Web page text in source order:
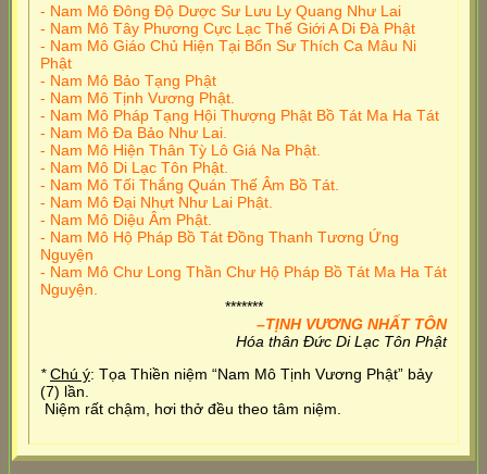
- Nam Mô Đông Độ Dược Sư Lưu Ly Quang Như Lai
- Nam Mô Tây Phương Cực Lạc Thế Giới A Di Đà Phật
- Nam Mô Giáo Chủ Hiện Tại Bổn Sư Thích Ca Mâu Ni
Phật
- Nam Mô Bảo Tạng Phật
- Nam Mô Tịnh Vương Phật.
- Nam Mô Pháp Tạng Hội Thượng Phật Bồ Tát Ma Ha Tát
- Nam Mô Đa Bảo Như Lai.
- Nam Mô Hiện Thân Tỳ Lô Giá Na Phật.
- Nam Mô Di Lạc Tôn Phật.
- Nam Mô Tối Thắng Quán Thế Âm Bồ Tát.
- Nam Mô Đại Nhựt Như Lai Phật.
- Nam Mô Diệu Âm Phật.
- Nam Mô Hộ Pháp Bồ Tát Đồng Thanh Tương Ứng
Nguyện
- Nam Mô Chư Long Thần Chư Hộ Pháp Bồ Tát Ma Ha Tát
Nguyện.
*******
–TỊNH VƯƠNG NHẤT TÔN
Hóa thân Đức Di Lạc Tôn Phật
*Chú ý: Tọa Thiền niệm “Nam Mô Tịnh Vương Phật” bảy
(7) lần.
Niệm rất chậm, hơi thở đều theo tâm niệm.